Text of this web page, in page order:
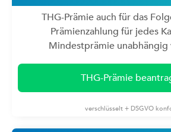
THG-Prämie auch für das
Prämienzahlung für jedes
Mindestprämie
THG-Prämie
verschlüsselt + DSGVO